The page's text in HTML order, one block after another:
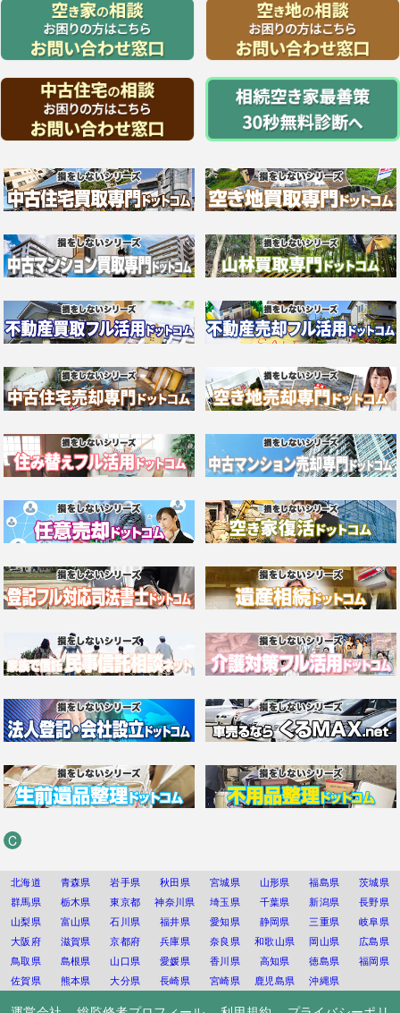
C
北海道 青森県 岩手県 秋田県 宮城県 山形県 福島県
茨城県
群馬県
栃木県 東京都 神奈川県 埼玉県 千葉県 新潟県
長野県
山梨県
富山県 石川県 福井県 愛知県 静岡県 三重県
岐阜県
大阪府
滋賀県 京都府 兵庫県 奈良県 和歌山県 岡山県
広島県
鳥取県
島根県 山口県 愛媛県 香川県 高知県 徳島県
福岡県
佐賀県
熊本県 大分県 長崎県 宮崎県 鹿児島県 沖縄県